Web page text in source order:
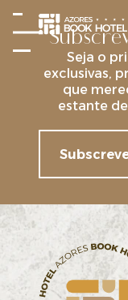
Seja o
exclusivas,
que
estante